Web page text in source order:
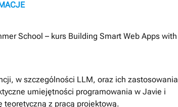
School – kurs Building Smart Web Apps with
w szczególności LLM, oraz ich zastosowania
umiejętności programowania w Javie i
teoretyczną z pracą projektową.